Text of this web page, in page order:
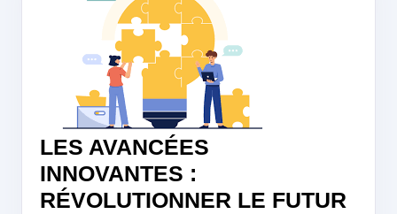
LES AVANCÉES
INNOVANTES :
RÉVOLUTIONNER LE FUTUR